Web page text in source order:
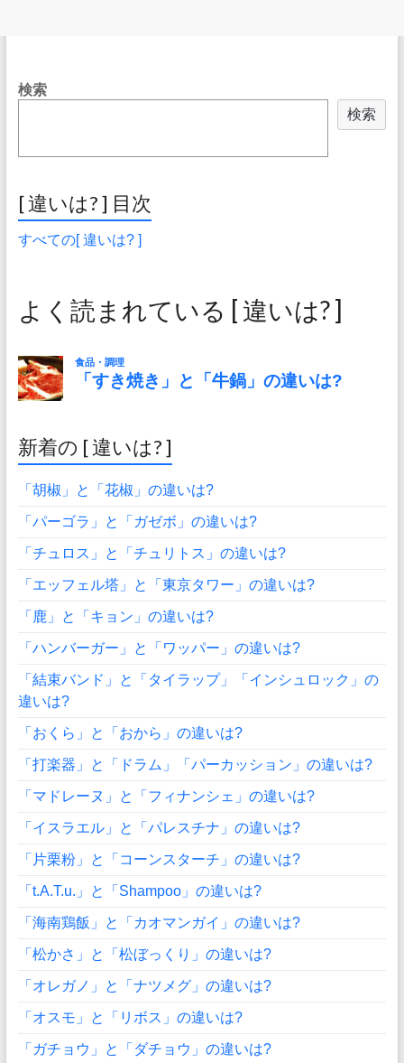
検索
検索
[ 違いは? ] 目次
すべての[ 違いは? ]
よく読まれている [ 違いは? ]
新着の [ 違いは? ]
「胡椒」と「花椒」の違いは?
「パーゴラ」と「ガゼボ」の違いは?
「チュロス」と「チュリトス」の違いは?
「エッフェル塔」と「東京タワー」の違いは?
「鹿」と「キョン」の違いは?
「ハンバーガー」と「ワッパー」の違いは?
「結束バンド」と「タイラップ」「インシュロック」の
違いは?
「おくら」と「おから」の違いは?
「打楽器」と「ドラム」「パーカッション」の違いは?
「マドレーヌ」と「フィナンシェ」の違いは?
「イスラエル」と「パレスチナ」の違いは?
「片栗粉」と「コーンスターチ」の違いは?
「t.A.T.u.」と「Shampoo」の違いは?
「海南鶏飯」と「カオマンガイ」の違いは?
「松かさ」と「松ぼっくり」の違いは?
「オレガノ」と「ナツメグ」の違いは?
「オスモ」と「リボス」の違いは?
「ガチョウ」と「ダチョウ」の違いは?